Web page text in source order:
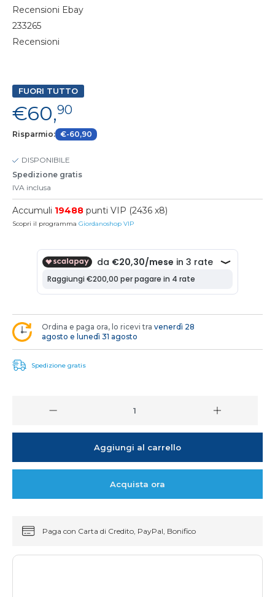
Recensioni Ebay
233265
Recensioni
FUORI TUTTO
€60,90
Risparmio: €-60,90
DISPONIBILE
Spedizione gratis
IVA inclusa
Accumuli 19488 punti VIP (2436 x8)
Scopri il programma Giordanoshop VIP
Ordina e paga ora, lo ricevi tra venerdì 28
agosto e lunedì 31 agosto
Spedizione gratis
Aggiungi al carrello
Acquista ora
Paga con Carta di Credito, PayPal, Bonifico